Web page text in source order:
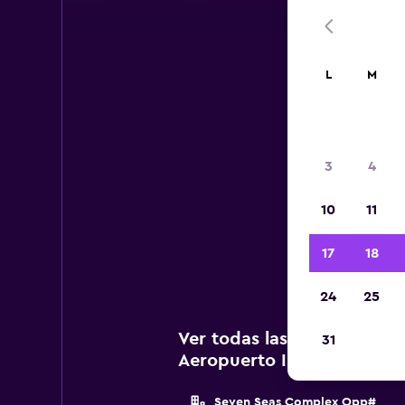
A
Ver todas las agencias de
Aeropuerto Internacional
Seven Seas Complex Opp#
L M
3 4
10 11
17 18
24 25
31